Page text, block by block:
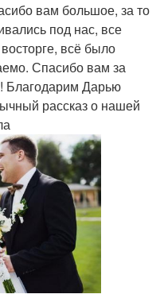
вам большое, за то
под нас, все
всё было
Спасибо вам за
Благодарим Дарью
рассказ о нашей